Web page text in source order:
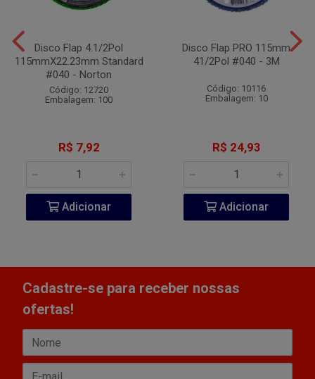
Disco Flap 4.1/2Pol
115mmX22.23mm Standard
#040 - Norton
Código: 12720
Embalagem: 100
R$ 7,92
Adicionar
Disco Flap PRO 115mm
41/2Pol #040 - 3M
Código: 10116
Embalagem: 10
R$ 24,93
Adicionar
Cadastre-se para receber nossas
ofertas!